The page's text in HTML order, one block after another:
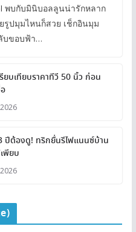
พบกับมินิบอลลูนน่ารักหลาก
ปมุมไหนก็สวย เช็กอินมุม
บขอบฟ้า…
ยบเทียบราคาทีวี 50 นิ้ว ก่อน
ปีต้องดู! ทริกยื่นรีไฟแนนซ์บ้าน
พียบ